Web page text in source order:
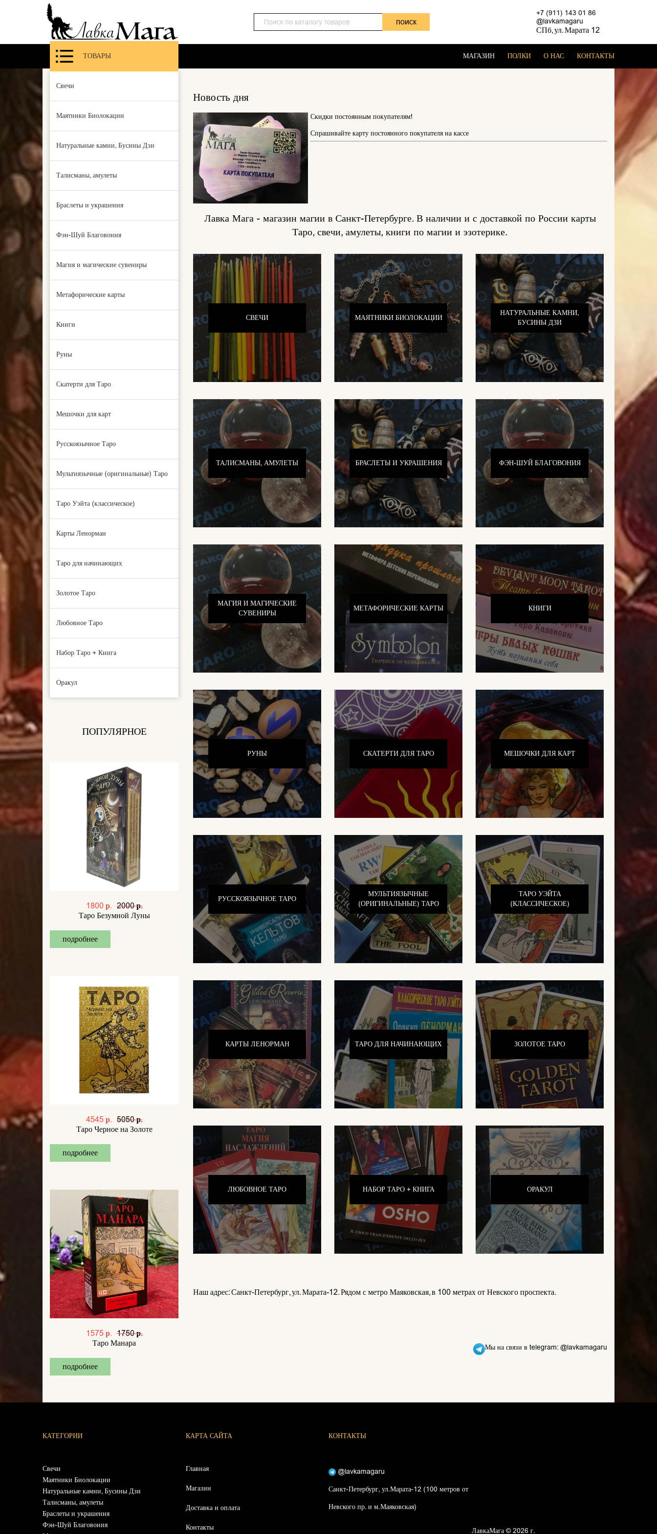
поиск
+7 (911) 143 01 86
@lavkamagaru
СПб, ул. Марата 12
ТОВАРЫ МАГАЗИН ПОЛКИ О НАС КОНТАКТЫ
Свечи
Маятники Биолокации
Натуральные камни, Бусины Дзи
Талисманы, амулеты
Браслеты и украшения
Фэн-Шуй Благовония
Магия и магические сувениры
Метафорические карты
Книги
Руны
Скатерти для Таро
Мешочки для карт
Русскоязычное Таро
Мультиязычные (оригинальные) Таро
Таро Уэйта (классическое)
Карты Ленорман
Таро для начинающих
Золотое Таро
Любовное Таро
Набор Таро + Книга
Оракул
ПОПУЛЯРНОЕ
1800 р. 2000 р.
Таро Безумной Луны
подробнее
4545 р. 5050 р.
Таро Черное на Золоте
подробнее
1575 р. 1750 р.
Таро Манара
подробнее
Новость дня
Скидки постоянным покупателям!
Спрашивайте карту постоянного покупателя на кассе
Лавка Мага - магазин магии в Санкт-Петербурге. В наличии и с доставкой по России карты
Таро, свечи, амулеты, книги по магии и эзотерике.
СВЕЧИ МАЯТНИКИ БИОЛОКАЦИИ
НАТУРАЛЬНЫЕ КАМНИ,
БУСИНЫ ДЗИ
ТАЛИСМАНЫ, АМУЛЕТЫ БРАСЛЕТЫ И УКРАШЕНИЯ ФЭН-ШУЙ БЛАГОВОНИЯ
МАГИЯ И МАГИЧЕСКИЕ
СУВЕНИРЫ
МЕТАФОРИЧЕСКИЕ КАРТЫ КНИГИ
РУНЫ СКАТЕРТИ ДЛЯ ТАРО МЕШОЧКИ ДЛЯ КАРТ
РУССКОЯЗЫЧНОЕ ТАРО
МУЛЬТИЯЗЫЧНЫЕ
(ОРИГИНАЛЬНЫЕ) ТАРО
ТАРО УЭЙТА
(КЛАССИЧЕСКОЕ)
КАРТЫ ЛЕНОРМАН ТАРО ДЛЯ НАЧИНАЮЩИХ ЗОЛОТОЕ ТАРО
ЛЮБОВНОЕ ТАРО НАБОР ТАРО + КНИГА ОРАКУЛ
Наш адрес: Санкт-Петербург, ул. Марата-12. Рядом с метро Маяковская, в 100 метрах от Невского проспекта.
Мы на связи в telegram: @lavkamagaru
КАТЕГОРИИ
Свечи
Маятники Биолокации
Натуральные камни, Бусины Дзи
Талисманы, амулеты
Браслеты и украшения
Фэн-Шуй Благовония
КАРТА САЙТА
Главная
Магазин
Доставка и оплата
Контакты
КОНТАКТЫ
@lavkamagaru
Санкт-Петербург, ул.Марата-12 (100 метров от
Невского пр. и м.Маяковская)
ЛавкаМага © 2026 г.